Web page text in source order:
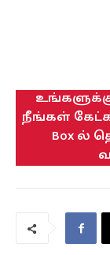
நீங்கள் கேட்க
Box ல்